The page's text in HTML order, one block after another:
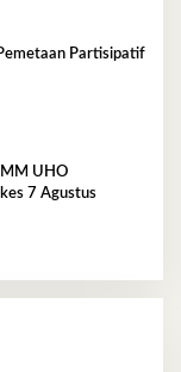
Partisipatif
UHO
7 Agustus